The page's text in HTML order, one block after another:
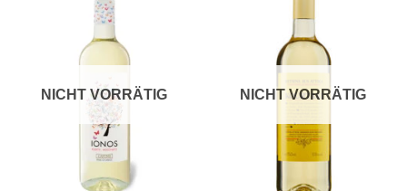
NICHT VORRÄTIG NICHT VORRÄTIG